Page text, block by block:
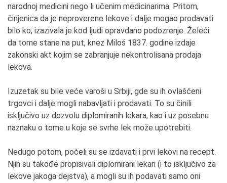
narodnoj medicini nego li učenim medicinarima. Pritom,
činjenica da je neproverene lekove i dalje mogao prodavati
bilo ko, izazivala je kod ljudi opravdano podozrenje. Želeći
da tome stane na put, knez Miloš 1837. godine izdaje
zakonski akt kojim se zabranjuje nekontrolisana prodaja
lekova.
Izuzetak su bile veće varoši u Srbiji, gde su ih ovlašćeni
trgovci i dalje mogli nabavljati i prodavati. To su činili
isključivo uz dozvolu diplomiranih lekara, kao i uz posebnu
naznaku o tome u koje se svrhe lek može upotrebiti.
Nedugo potom, počeli su se izdavati i prvi lekovi na recept.
Njih su takođe propisivali diplomirani lekari (i to isključivo za
lekove jakoga dejstva), a mogli su ih podavati samo oni